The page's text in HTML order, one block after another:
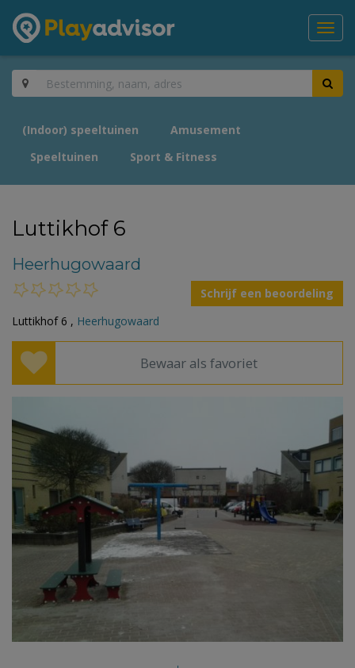
(Indoor) speeltuinen
Amusement
Speeltuinen
Sport & Fitness
Luttikhof 6
Heerhugowaard
Schrijf een beoordeling
Luttikhof 6 , Heerhugowaard
Bewaar als favoriet